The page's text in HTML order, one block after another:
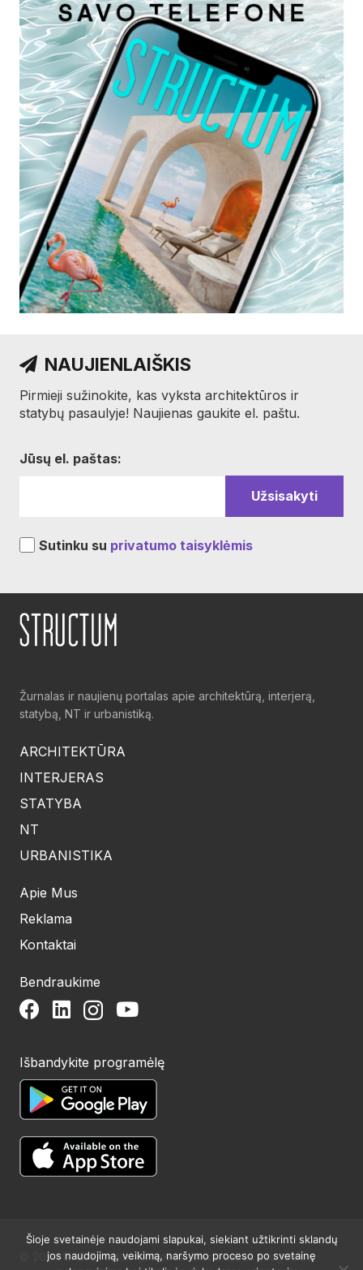
NAUJIENLAIŠKIS
Pirmieji sužinokite, kas vyksta architektūros ir
statybų pasaulyje! Naujienas gaukite el. paštu.
Jūsų el. paštas:
Sutinku su privatumo taisyklėmis
Žurnalas ir naujienų portalas apie architektūrą, interjerą,
statybą, NT ir urbanistiką.
ARCHITEKTŪRA
INTERJERAS
STATYBA
NT
URBANISTIKA
Apie Mus
Reklama
Kontaktai
Bendraukime
Išbandykite programėlę
© 2024 UAB Structum projektai. Visos teisės saugomos.
Šioje svetainėje naudojami slapukai, siekiant užtikrinti sklandų
jos naudojimą, veikimą, naršymo proceso po svetainę